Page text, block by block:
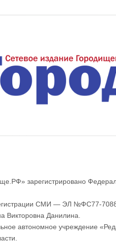
зарегистрировано
СМИ — ЭЛ №ФС77-
Викторовна Данилина.
автономное учреждение